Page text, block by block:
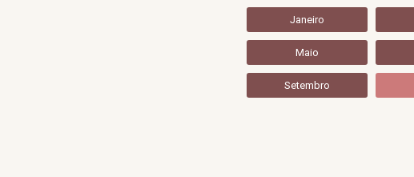
Janeiro
Maio
Setembro